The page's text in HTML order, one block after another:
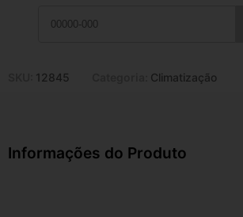
10x de R$ 14,59
12845 Climatização
Informações do Produto